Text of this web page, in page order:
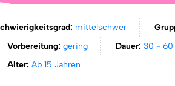
mittelschwer
Vorbereitung:gering Dauer:30 - 60
Alter:Ab 15 Jahren